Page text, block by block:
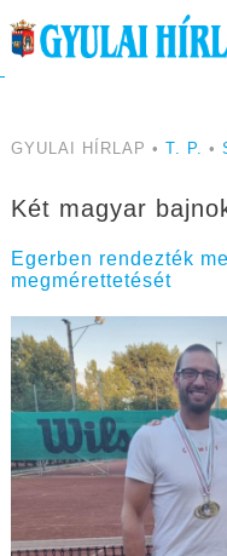
GYULAI HÍRLAP • T. P. •
Két magyar
Egerben rendezték
megmérettetését